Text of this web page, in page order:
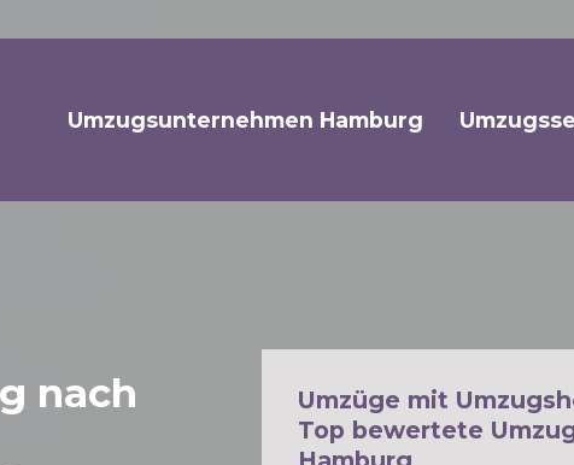
Umzugsunternehmen Hamburg
nach
Umzüge mit
Top bewertete